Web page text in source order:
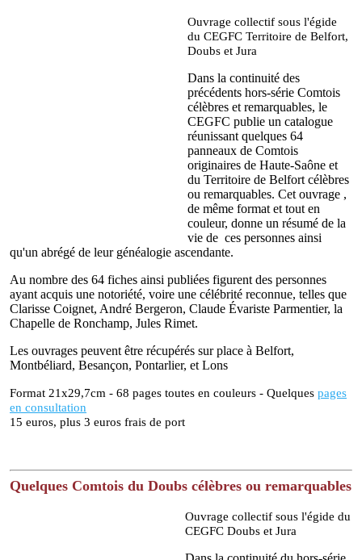
Ouvrage collectif sous l'égide
du CEGFC Territoire de Belfort,
Doubs et Jura
Dans la continuité des
précédents hors-série Comtois
célèbres et remarquables, le
CEGFC publie un catalogue
réunissant quelques 64
panneaux de Comtois
originaires de Haute-Saône et
du Territoire de Belfort célèbres
ou remarquables. Cet ouvrage ,
de même format et tout en
couleur, donne un résumé de la
vie de ces personnes ainsi
qu'un abrégé de leur généalogie ascendante.
Au nombre des 64 fiches ainsi publiées figurent des personnes
ayant acquis une notoriété, voire une célébrité reconnue, telles que
Clarisse Coignet, André Bergeron, Claude Évariste Parmentier, la
Chapelle de Ronchamp, Jules Rimet.
Les ouvrages peuvent être récupérés sur place à Belfort,
Montbéliard, Besançon, Pontarlier, et Lons
Format 21x29,7cm - 68 pages toutes en couleurs - Quelques pages
en consultation
15 euros, plus 3 euros frais de port
Quelques Comtois du Doubs célèbres ou remarquables
Ouvrage collectif sous l'égide du
CEGFC Doubs et Jura